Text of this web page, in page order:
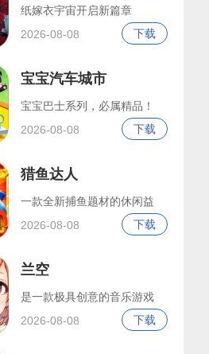
纸嫁衣宇宙开启新篇章
2026-08-08
下载
宝宝汽车城市
宝宝巴士系列，必属精品！
2026-08-08
下载
猎鱼达人
一款全新捕鱼题材的休闲益
2026-08-08
下载
兰空
是一款极具创意的音乐游戏
2026-08-08
下载